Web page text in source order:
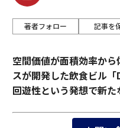
著者フォロー 記事を
空間価値が面積効率か
スが開発した飲食ビル
回遊性という発想で新た